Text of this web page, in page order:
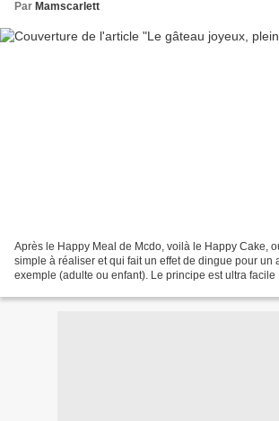
Par Mamscarlett
Après le Happy Meal de Mcdo, voilà le Happy Cake,
simple à réaliser et qui fait un effet de dingue pour un
exemple (adulte ou enfant). Le principe est ultra facile